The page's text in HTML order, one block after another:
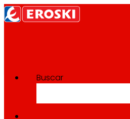
Buscar
Sala de prensa